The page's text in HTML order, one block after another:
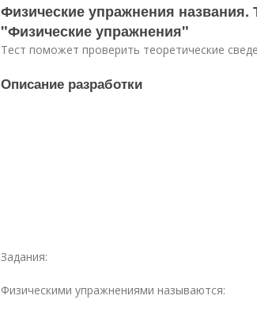
Физические упражнения названия.
"Физические упражнения"
Тест поможет проверить теоретические
Описание разработки
Задания:
Физическими упражнениями называются: